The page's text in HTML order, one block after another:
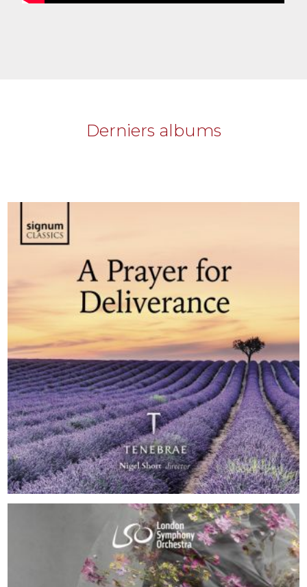
Derniers albums
2025
A Prayer for Deliverance